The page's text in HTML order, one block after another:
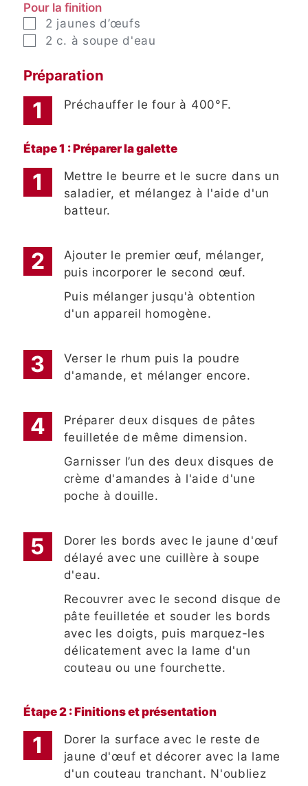
Pour la finition
▢
2 jaunes d’œufs
▢
2 c. à soupe d'eau
Préparation
Préchauffer le four à 400°F.
Étape 1 : Préparer la galette
Mettre le beurre et le sucre dans un
saladier, et mélangez à l'aide d'un
batteur.
Ajouter le premier œuf, mélanger,
puis incorporer le second œuf.
Puis mélanger jusqu'à obtention
d'un appareil homogène.
Verser le rhum puis la poudre
d'amande, et mélanger encore.
Préparer deux disques de pâtes
feuilletée de même dimension.
Garnisser l’un des deux disques de
crème d'amandes à l'aide d'une
poche à douille.
Dorer les bords avec le jaune d'œuf
délayé avec une cuillère à soupe
d'eau.
Recouvrer avec le second disque de
pâte feuilletée et souder les bords
avec les doigts, puis marquez-les
délicatement avec la lame d'un
couteau ou une fourchette.
Étape 2 : Finitions et présentation
Dorer la surface avec le reste de
jaune d'œuf et décorer avec la lame
d'un couteau tranchant. N'oubliez